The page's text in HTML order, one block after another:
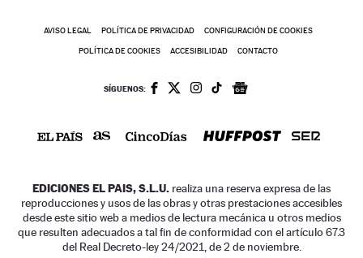
AVISO LEGAL POLÍTICA DE PRIVACIDAD CONFIGURACIÓN DE COOKIES
POLÍTICA DE COOKIES ACCESIBILIDAD CONTACTO
SÍGUENOS:
EDICIONES EL PAIS, S.L.U. realiza una reserva expresa de las
reproducciones y usos de las obras y otras prestaciones accesibles
desde este sitio web a medios de lectura mecánica u otros medios
que resulten adecuados a tal fin de conformidad con el artículo 67.3
del Real Decreto-ley 24/2021, de 2 de noviembre.